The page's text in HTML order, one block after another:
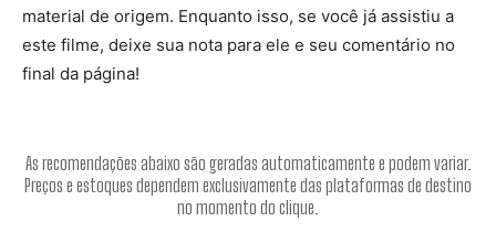
material de origem. Enquanto isso, se você já assistiu a
este filme, deixe sua nota para ele e seu comentário no
final da página!
As recomendações abaixo são geradas automaticamente e podem variar.
Preços e estoques dependem exclusivamente das plataformas de destino
no momento do clique.